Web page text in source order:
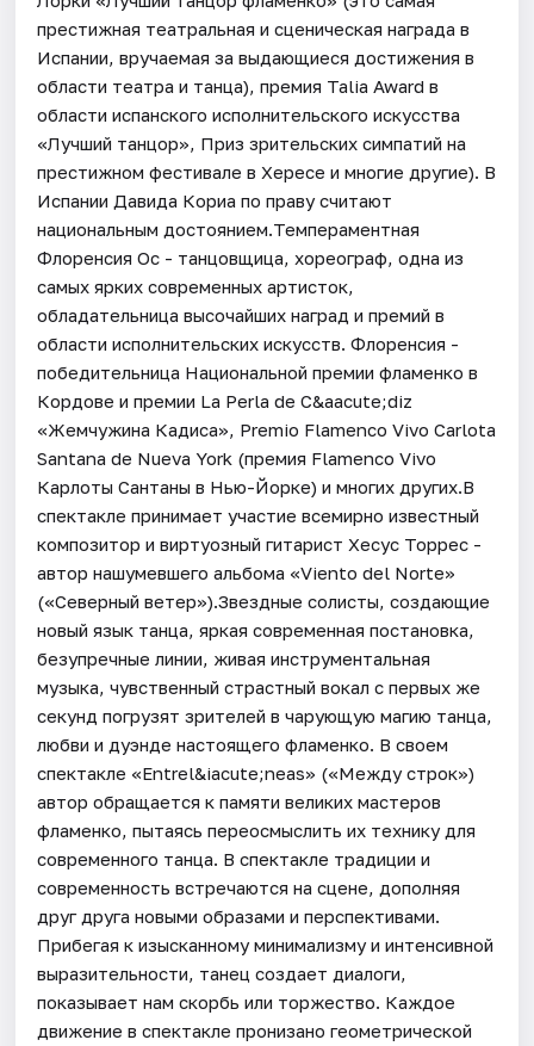
престижная театральная и сценическая награда в
Испании, вручаемая за выдающиеся достижения в
области театра и танца), премия Talia Award в
области испанского исполнительского искусства
«Лучший танцор», Приз зрительских симпатий на
престижном фестивале в Хересе и многие другие). В
Испании Давида Кориа по праву считают
национальным достоянием.Темпераментная
Флоренсия Ос - танцовщица, хореограф, одна из
самых ярких современных артисток,
обладательница высочайших наград и премий в
области исполнительских искусств. Флоренсия -
победительница Национальной премии фламенко в
Кордове и премии La Perla de C&aacute;diz
«Жемчужина Кадиса», Premio Flamenco Vivo Carlota
Santana de Nueva York (премия Flamenco Vivo
Карлоты Сантаны в Нью-Йорке) и многих других.В
спектакле принимает участие всемирно известный
композитор и виртуозный гитарист Хесус Торрес -
автор нашумевшего альбома «Viento del Norte»
(«Северный ветер»).Звездные солисты, создающие
новый язык танца, яркая современная постановка,
безупречные линии, живая инструментальная
музыка, чувственный страстный вокал с первых же
секунд погрузят зрителей в чарующую магию танца,
любви и дуэнде настоящего фламенко. В своем
спектакле «Entrel&iacute;neas» («Между строк»)
автор обращается к памяти великих мастеров
фламенко, пытаясь переосмыслить их технику для
современного танца. В спектакле традиции и
современность встречаются на сцене, дополняя
друг друга новыми образами и перспективами.
Прибегая к изысканному минимализму и интенсивной
выразительности, танец создает диалоги,
показывает нам скорбь или торжество. Каждое
движение в спектакле пронизано геометрической